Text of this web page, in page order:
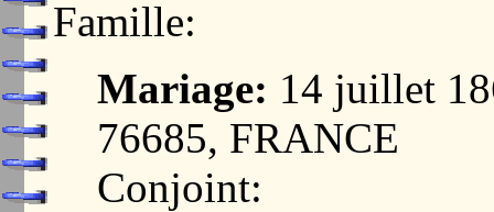
Famille:
Mariage: 14 juillet
76685, FRANCE
Conjoint: